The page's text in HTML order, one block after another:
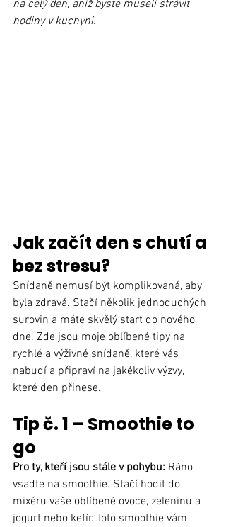
na celý den, aniž byste museli strávit
hodiny v kuchyni.
Jak začít den s chutí a
bez stresu?
Snídaně nemusí být komplikovaná, aby
byla zdravá. Stačí několik jednoduchých
surovin a máte skvělý start do nového
dne. Zde jsou moje oblíbené tipy na
rychlé a výživné snídaně, které vás
nabudí a připraví na jakékoliv výzvy,
které den přinese.
Tip č. 1 – Smoothie to
go
Pro ty, kteří jsou stále v pohybu: Ráno
vsaďte na smoothie. Stačí hodit do
mixéru vaše oblíbené ovoce, zeleninu a
jogurt nebo kefír. Toto smoothie vám